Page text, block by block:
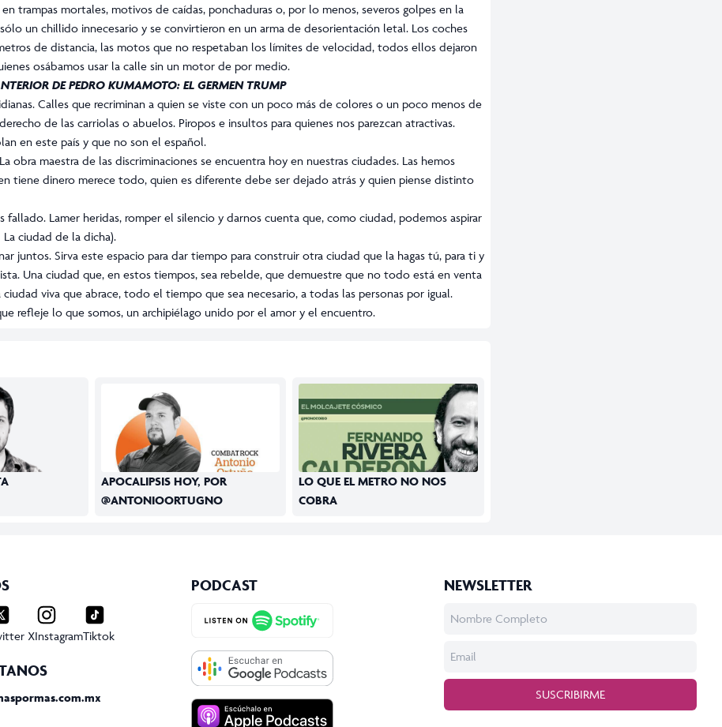
trampas mortales, motivos de caídas, ponchaduras o, por lo menos, severos golpes en la
un chillido innecesario y se convirtieron en un arma de desorientación letal. Los coches
de distancia, las motos que no respetaban los límites de velocidad, todos ellos dejaron
osábamos usar la calle sin un motor de por medio.
DE PEDRO KUMAMOTO:EL GERMEN TRUMP
Calles que recriminan a quien se viste con un poco más de colores o un poco menos de
de las carriolas o abuelos. Piropos e insultos para quienes nos parezcan atractivas.
en este país y que no son el español.
obra maestra de las discriminaciones se encuentra hoy en nuestras ciudades. Las hemos
tiene dinero merece todo, quien es diferente debe ser dejado atrás y quien piense distinto
Lamer heridas, romper el silencio y darnos cuenta que, como ciudad, podemos aspirar
La ciudad de la dicha).
juntos. Sirva este espacio para dar tiempo para construir otra ciudad que la hagas tú, para ti y
Una ciudad que, en estos tiempos, sea rebelde, que demuestre que no todo está en venta
viva que abrace, todo el tiempo que sea necesario, a todas las personas por igual.
refleje lo que somos, un archipiélago unido por el amor y el encuentro.
APOCALIPSIS HOY, POR
@ANTONIOORTUGNO
LO QUE EL METRO NO NOS
COBRA
XInstagramTiktok
PODCAST NEWSLETTER
SUSCRIBIRME